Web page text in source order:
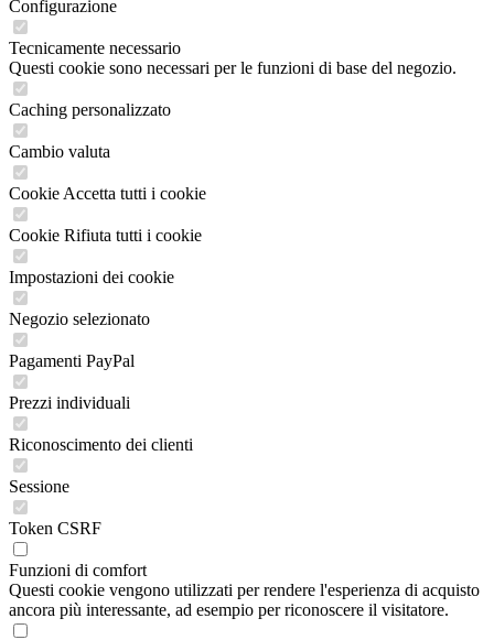
Configurazione
Tecnicamente necessario
Questi cookie sono necessari per le funzioni di base del negozio.
Caching personalizzato
Cambio valuta
Cookie Accetta tutti i cookie
Cookie Rifiuta tutti i cookie
Impostazioni dei cookie
Negozio selezionato
Pagamenti PayPal
Prezzi individuali
Riconoscimento dei clienti
Sessione
Token CSRF
Funzioni di comfort
Questi cookie vengono utilizzati per rendere l'esperienza di acquisto
ancora più interessante, ad esempio per riconoscere il visitatore.